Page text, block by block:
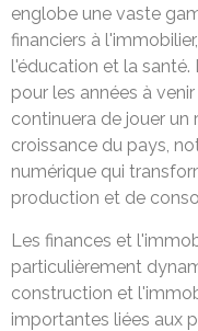
englobe une vaste
financiers à
l'éducation et la
pour les années à
continuera de jouer
croissance du pays,
numérique qui
production et de
Les finances et
particulièrement
construction et
importantes liées aux